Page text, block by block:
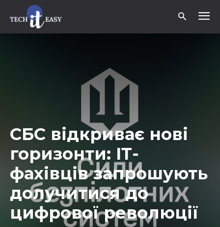
СБС відкриває нові
горизонти: ІТ-
фахівців запрошують
долучитися до
цифрової революції